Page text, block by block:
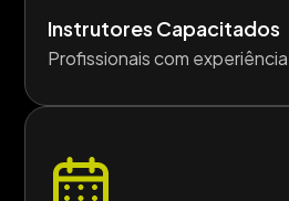
Instrutores Capacitados
Profissionais com